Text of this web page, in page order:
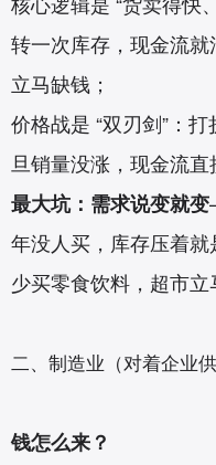
转一次库存，现金流就
立马缺钱；
价格战是 “双刃剑”：
旦销量没涨，现金流直
最大坑：需求说变就变
年没人买，库存压着
少买零食饮料，超市立
二、制造业（对着企业
钱怎么来？